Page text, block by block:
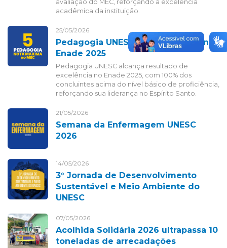
avaliação do MEC, reforçando a excelência
acadêmica da instituição.
25/05/2026
Pedagogia UNESC - Nota máxima no
Enade 2025
Pedagogia UNESC alcança resultado de
excelência no Enade 2025, com 100% dos
concluintes acima do nível básico de proficiência,
reforçando sua liderança no Espírito Santo.
21/05/2026
Semana da Enfermagem UNESC
2026
14/05/2026
3° Jornada de Desenvolvimento
Sustentável e Meio Ambiente do
UNESC
07/05/2026
Acolhida Solidária 2026 ultrapassa 10
toneladas de arrecadações